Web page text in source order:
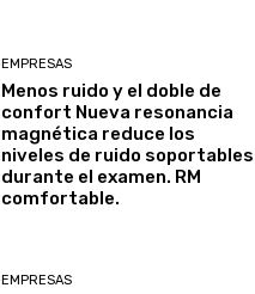
EMPRESAS
Menos ruido y el doble de
confort Nueva resonancia
magnética reduce los
niveles de ruido soportables
durante el examen. RM
comfortable.
EMPRESAS